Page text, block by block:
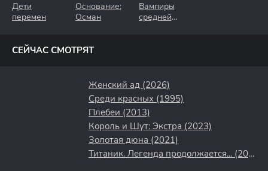
Дети
перемен
Основание:
Осман
Вампиры
средней
СЕЙЧАС СМОТРЯТ
Женский ад (2026)
Среди красных (1995)
Плебеи (2013)
Король и Шут: Экстра (2023)
Золотая дюна (2021)
Титаник. Легенда продолжается... (2000)